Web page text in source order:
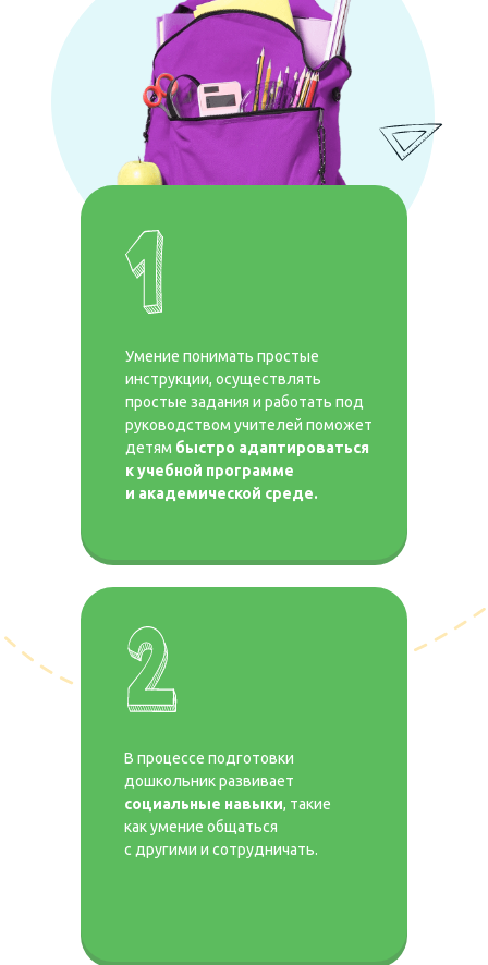
В процессе подготовки
дошкольник развивает
социальные навыки, такие
как умение общаться
с другими и сотрудничать.
Умение понимать простые
инструкции, осуществлять
простые задания и работать под
руководством учителей поможет
детям быстро адаптироваться
к учебной программе
и академической среде.